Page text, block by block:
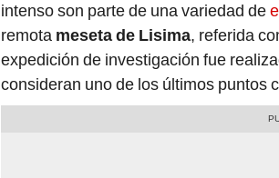
intenso son parte de una variedad de
remota meseta de Lisima, referida
expedición de investigación fue
consideran uno de los últimos puntos